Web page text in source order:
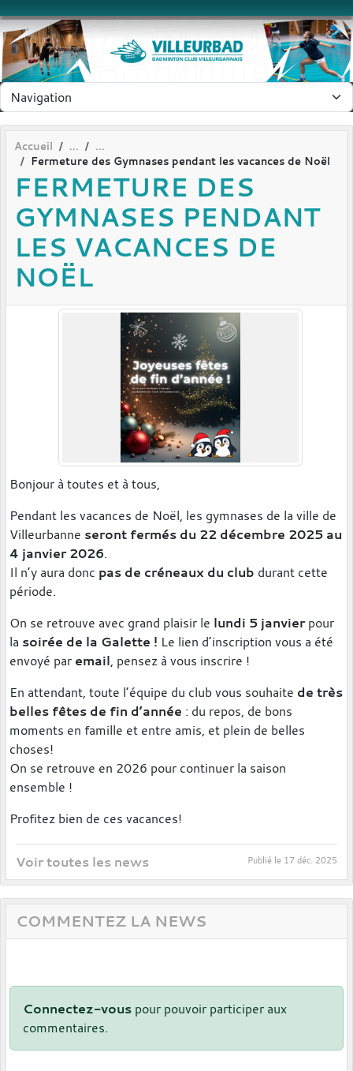
Accueil
Fermeture des Gymnases pendant les vacances de Noël
FERMETURE DES
GYMNASES PENDANT
LES VACANCES DE
NOËL
Bonjour à toutes et à tous,
Pendant les vacances de Noël, les gymnases de la ville de
Villeurbanne seront fermés du 22 décembre 2025 au
4 janvier 2026.
Il n’y aura donc pas de créneaux du club durant cette
période.
On se retrouve avec grand plaisir le lundi 5 janvierpour
la soirée de la Galette ! Le lien d’inscription vous a été
envoyé par email, pensez à vous inscrire !
En attendant, toute l’équipe du club vous souhaite de très
belles fêtes de fin d’année : du repos, de bons
moments en famille et entre amis, et plein de belles
choses!
On se retrouve en 2026 pour continuer la saison
ensemble !
Profitez bien de ces vacances!
Voir toutes les news Publié le 17 déc. 2025
COMMENTEZ LA NEWS
Connectez-vous pour pouvoir participer aux
commentaires.